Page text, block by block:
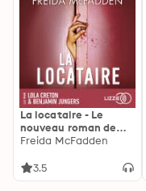
La locataire - Le
nouveau roman de
l'autrice de La femme
Freida McFadden
3.5